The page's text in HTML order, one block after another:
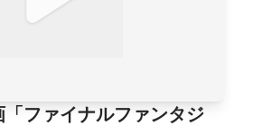
「ファイナルファンタジ